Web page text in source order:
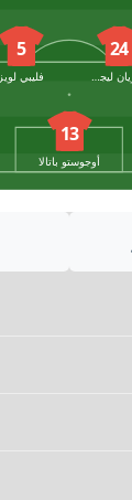
24
5
فليبي لويز
13
أوجوستو باتالا